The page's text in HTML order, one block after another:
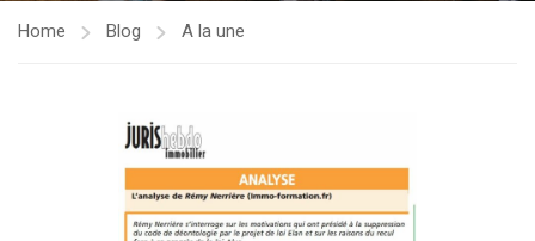
Home Blog A la une